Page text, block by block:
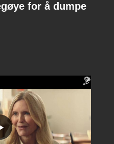
for å dumpe